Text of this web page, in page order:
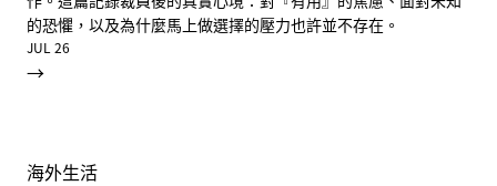
的恐懼，以及為什麼馬上做選擇的壓力也許並不存在。
JUL 26
→
海外生活